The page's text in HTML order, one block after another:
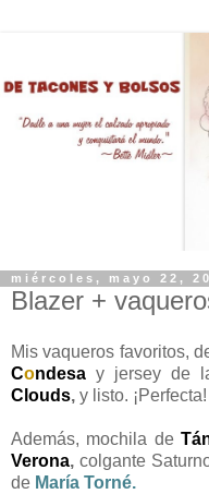
miércoles, mayo 22,
Blazer +
Mis vaqueros favoritos,
Condesa y jersey de
Clouds, y listo.
Además, mochila de
Verona, colgante
de María Torné.